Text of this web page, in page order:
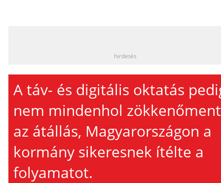
hirdetés
A táv- és digitális oktatás
nem mindenhol
az átállás, Magyarországon a
kormány sikeresnek ítélte a
folyamatot.